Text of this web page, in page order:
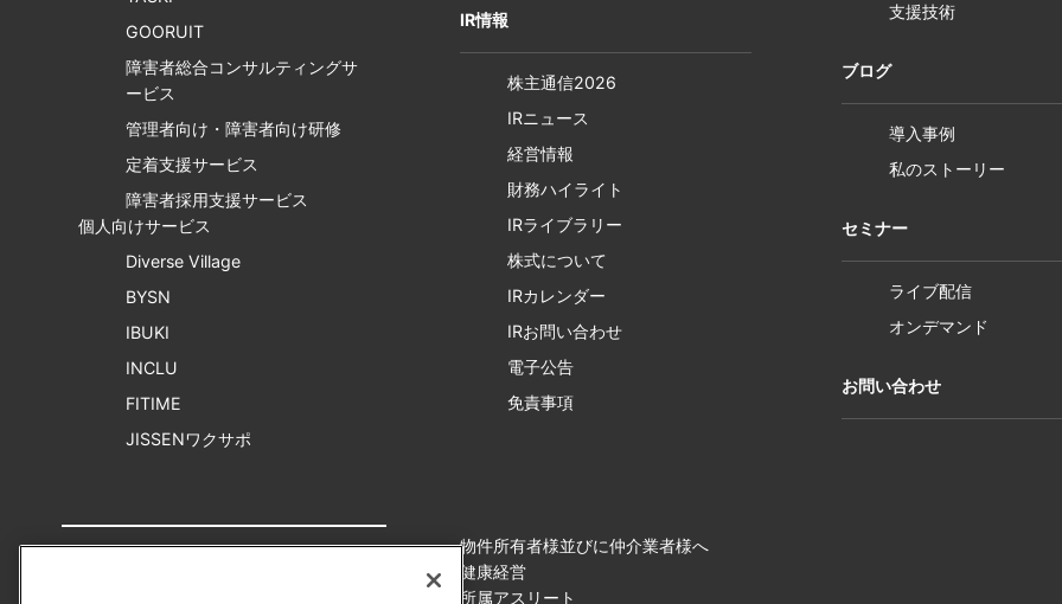
GOORUIT
障害者総合コンサルティングサ
ービス
管理者向け・障害者向け研修
定着支援サービス
障害者採用支援サービス
個人向けサービス
Diverse Village
BYSN
IBUKI
INCLU
FITIME
JISSENワクサポ
IR情報
株主通信2026
IRニュース
経営情報
財務ハイライト
IRライブラリー
株式について
IRカレンダー
IRお問い合わせ
電子公告
免責事項
支援技術
ブログ
導入事例
私のストーリー
セミナー
ライブ配信
オンデマンド
お問い合わせ
物件所有者様並びに仲介業者様へ
健康経営
所属アスリート